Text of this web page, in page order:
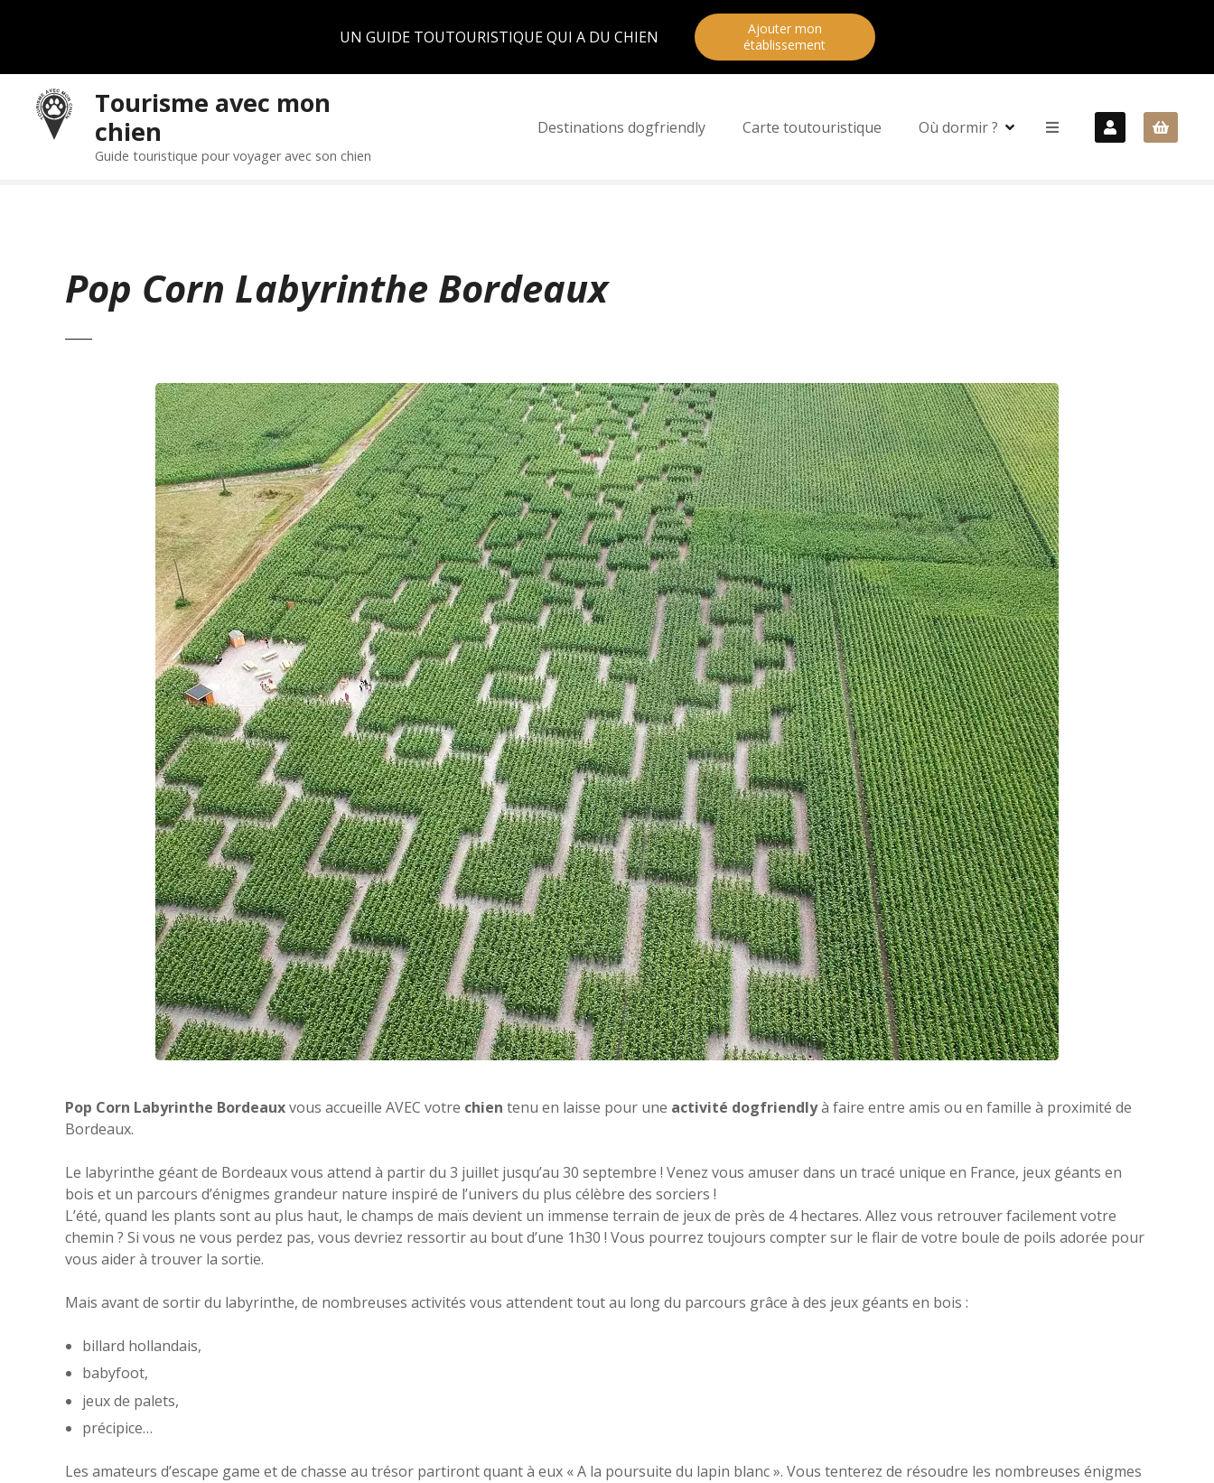
UN GUIDE TOUTOURISTIQUE QUI A DU CHIEN
Ajouter mon
établissement
Tourisme avec mon
chien
Guide touristique pour voyager avec son chien
Destinations dogfriendly Carte toutouristique Où dormir ?
Pop Corn Labyrinthe Bordeaux
Pop Corn Labyrinthe Bordeauxvous accueille AVEC votre chien tenu en laisse pour une activité dogfriendlyà faire entre amis ou en famille à proximité de
Bordeaux.
Le labyrinthe géant de Bordeaux vous attend à partir du 3 juillet jusqu’au 30 septembre ! Venez vous amuser dans un tracé unique en France, jeux géants en
bois et un parcours d’énigmes grandeur nature inspiré de l’univers du plus célèbre des sorciers !
L’été, quand les plants sont au plus haut, le champs de maïs devient un immense terrain de jeux de près de 4 hectares. Allez vous retrouver facilement votre
chemin ? Si vous ne vous perdez pas, vous devriez ressortir au bout d’une 1h30 ! Vous pourrez toujours compter sur le flair de votre boule de poils adorée pour
vous aider à trouver la sortie.
Mais avant de sortir du labyrinthe, de nombreuses activités vous attendent tout au long du parcours grâce à des jeux géants en bois :
billard hollandais,
babyfoot,
jeux de palets,
précipice…
Les amateurs d’escape game et de chasse au trésor partiront quant à eux « A la poursuite du lapin blanc ». Vous tenterez de résoudre les nombreuses énigmes